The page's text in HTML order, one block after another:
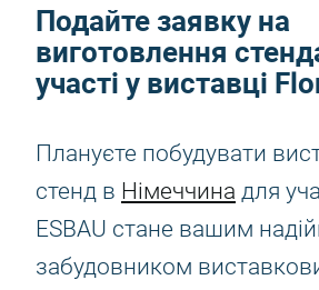
Подайте заявку на
виготовлення
участі у виставці
Плануєте побудувати
стенд в Німеччина для
ESBAU стане вашим
забудовником